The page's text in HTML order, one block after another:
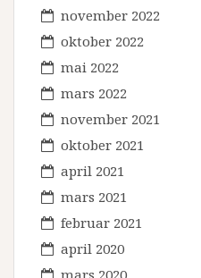
november 2022
oktober 2022
mai 2022
mars 2022
november 2021
oktober 2021
april 2021
mars 2021
februar 2021
april 2020